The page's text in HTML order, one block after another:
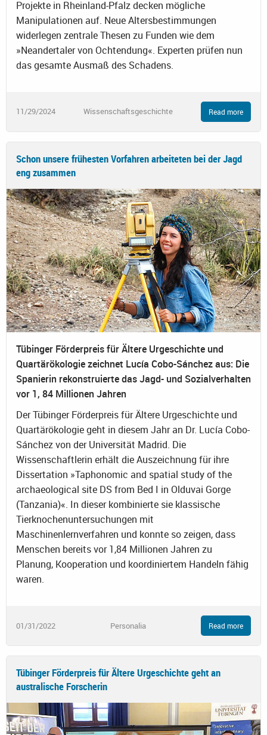
Projekte in Rheinland-Pfalz decken mögliche
Manipulationen auf. Neue Altersbestimmungen
widerlegen zentrale Thesen zu Funden wie dem
»Neandertaler von Ochtendung«. Experten prüfen nun
das gesamte Ausmaß des Schadens.
11/29/2024 Wissenschaftsgeschichte Read more
Schon unsere frühesten Vorfahren arbeiteten bei der Jagd
eng zusammen
Tübinger Förderpreis für Ältere Urgeschichte und
Quartärökologie zeichnet Lucía Cobo-Sánchez aus: Die
Spanierin rekonstruierte das Jagd- und Sozialverhalten
vor 1, 84 Millionen Jahren
Der Tübinger Förderpreis für Ältere Urgeschichte und
Quartärökologie geht in diesem Jahr an Dr. Lucía Cobo-
Sánchez von der Universität Madrid. Die
Wissenschaftlerin erhält die Auszeichnung für ihre
Dissertation »Taphonomic and spatial study of the
archaeological site DS from Bed I in Olduvai Gorge
(Tanzania)«. In dieser kombinierte sie klassische
Tierknochenuntersuchungen mit
Maschinenlernverfahren und konnte so zeigen, dass
Menschen bereits vor 1,84 Millionen Jahren zu
Planung, Kooperation und koordiniertem Handeln fähig
waren.
01/31/2022 Personalia Read more
Tübinger Förderpreis für Ältere Urgeschichte geht an
australische Forscherin